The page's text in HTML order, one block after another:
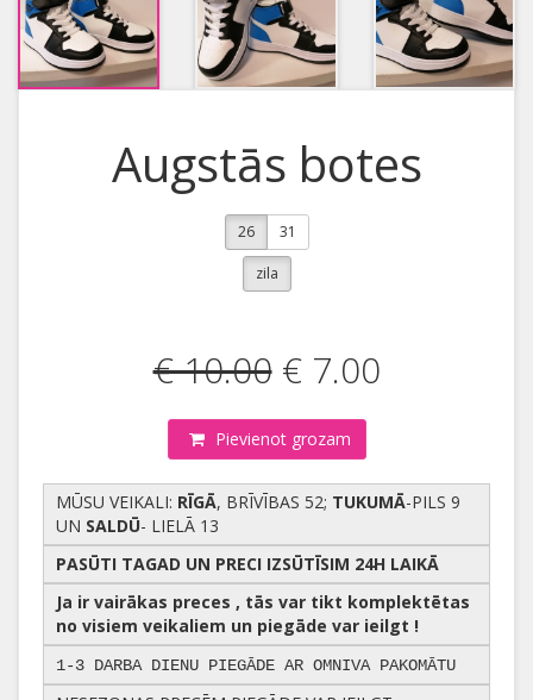
Augstās botes
26 31
zila
€ 10.00€ 7.00
Pievienot grozam
MŪSU VEIKALI: RĪGĀ, BRĪVĪBAS 52; TUKUMĀ-PILS 9
UN SALDŪ- LIELĀ 13
PASŪTI TAGAD UN PRECI IZSŪTĪSIM 24H LAIKĀ
Ja ir vairākas preces , tās var tikt komplektētas
no visiem veikaliem un piegāde var ieilgt !
1-3 DARBA DIENU PIEGĀDE AR OMNIVA PAKOMĀTU